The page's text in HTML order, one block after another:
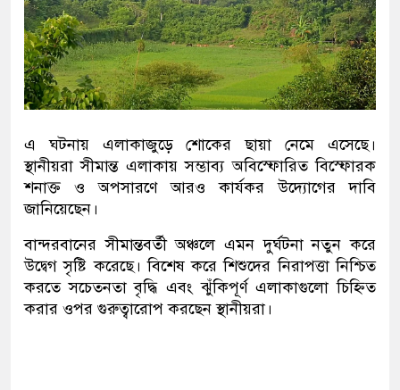
এ ঘটনায় এলাকাজুড়ে শোকের ছায়া নেমে এসেছে।
স্থানীয়রা সীমান্ত এলাকায় সম্ভাব্য অবিস্ফোরিত বিস্ফোরক
শনাক্ত ও অপসারণে আরও কার্যকর উদ্যোগের দাবি
জানিয়েছেন।
বান্দরবানের সীমান্তবর্তী অঞ্চলে এমন দুর্ঘটনা নতুন করে
উদ্বেগ সৃষ্টি করেছে। বিশেষ করে শিশুদের নিরাপত্তা নিশ্চিত
করতে সচেতনতা বৃদ্ধি এবং ঝুঁকিপূর্ণ এলাকাগুলো চিহ্নিত
করার ওপর গুরুত্বারোপ করছেন স্থানীয়রা।